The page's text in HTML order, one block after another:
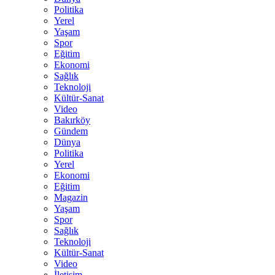
Politika
Yerel
Yaşam
Spor
Eğitim
Ekonomi
Sağlık
Teknoloji
Kültür-Sanat
Video
Bakırköy
Gündem
Dünya
Politika
Yerel
Ekonomi
Eğitim
Magazin
Yaşam
Spor
Sağlık
Teknoloji
Kültür-Sanat
Video